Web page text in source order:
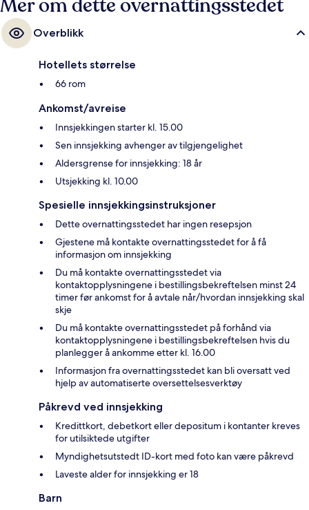
Mer om dette overnattingsstedet
Overblikk
Hotellets størrelse
66 rom
Ankomst/avreise
Innsjekkingen starter kl. 15.00
Sen innsjekking avhenger av tilgjengelighet
Aldersgrense for innsjekking: 18 år
Utsjekking kl. 10.00
Spesielle innsjekkingsinstruksjoner
Dette overnattingsstedet har ingen resepsjon
Gjestene må kontakte overnattingsstedet for å få
informasjon om innsjekking
Du må kontakte overnattingsstedet via
kontaktopplysningene i bestillingsbekreftelsen minst 24
timer før ankomst for å avtale når/hvordan innsjekking skal
skje
Du må kontakte overnattingsstedet på forhånd via
kontaktopplysningene i bestillingsbekreftelsen hvis du
planlegger å ankomme etter kl. 16.00
Informasjon fra overnattingsstedet kan bli oversatt ved
hjelp av automatiserte oversettelsesverktøy
Påkrevd ved innsjekking
Kredittkort, debetkort eller depositum i kontanter kreves
for utilsiktede utgifter
Myndighetsutstedt ID-kort med foto kan være påkrevd
Laveste alder for innsjekking er 18
Barn